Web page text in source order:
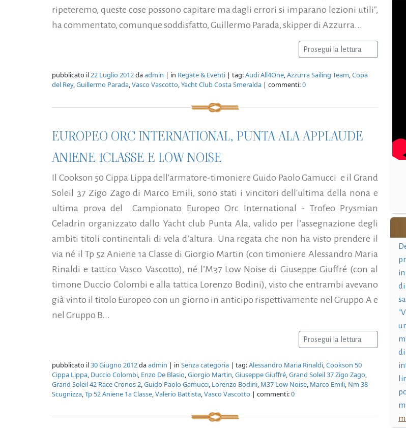
ripeteremo, queste cose possono capitare ma dagli errori si imparano lezioni utili",
ha commentato, comunque soddisfatto, Guillermo Parada, skipper di Azzurra...
Prosegui la lettura
pubblicato il22 Luglio 2012daadmin | in Regate & Eventi | tag:Audi All4One,Azzurra Sailing Team,Copa
del Rey,Guillermo Parada,Vasco Vascotto,Yacht Club Costa Smeralda | commenti:0
EUROPEO ORC INTERNATIONAL, PUNTA ALA APPLAUDE
ANIENE 1CLASSE E LOW NOISE
Il Cookson 50 Cippa Lippa dell'armatore-timoniere Guido Paolo Gamucci e il Grand
Soleil 37 Zigo Zago di Marco Emili, sono stati i vincitori dell'ultima della nona e
ultima prova del Campionato Europeo Orc International - Trofeo Prysmian
Celadrin organizzato dallo Yacht club Punta Ala, valido per l’assegnazione degli
ambiti titoli continentali di vela d’altura. Una regata che non ha visto prendere il
via né il Tp 52 Aniene 1a Classe di Giorgio Martin (con timoniere Alessandro Maria
Rinaldi e tattico Vasco Vascotto), né l’M37 Low Noise di Giuseppe Giuffré (con al
timone Duccio Colombi e alla tattica Lorenzo Bodini), visto che entrambi avevano
già vinto il titolo Europeo con un giorno in anticipo rispettivamente nel Gruppo A e
nel Gruppo B...
Prosegui la lettura
pubblicato il30 Giugno 2012daadmin | in Senza categoria | tag:Alessandro Maria Rinaldi,Cookson 50
Cippa Lippa, Duccio Colombi, Enzo De Blasio,Giorgio Martin,Giuseppe Giuffré,Grand Soleil 37 Zigo Zago,
Grand Soleil 42 Race Cronos 2,Guido Paolo Gamucci, Lorenzo Bodini, M37 Low Noise, Marco Emili, Nm 38
Scugnizza,Tp 52 Aniene 1a Classe,Valerio Battista,Vasco Vascotto | commenti:0
di
di